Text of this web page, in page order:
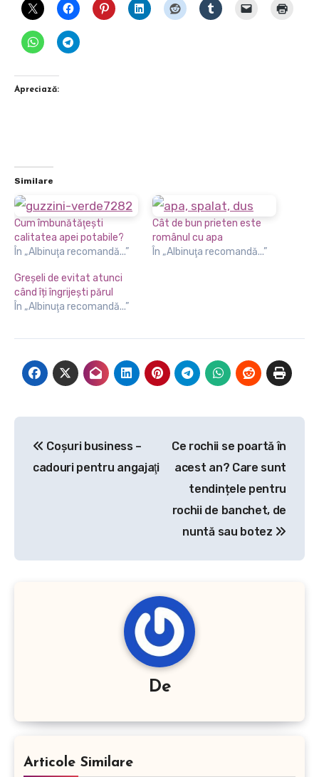
Apreciază:
Similare
Cum îmbunătăţeşti
calitatea apei potabile?
În „Albinuţa recomandă...”
Cât de bun prieten este
românul cu apa
În „Albinuţa recomandă...”
Greșeli de evitat atunci
când îți îngrijești părul
În „Albinuţa recomandă...”
Coşuri business –
cadouri pentru angajaţi
Ce rochii se poartă în
acest an? Care sunt
tendințele pentru
rochii de banchet, de
nuntă sau botez
De
Articole Similare